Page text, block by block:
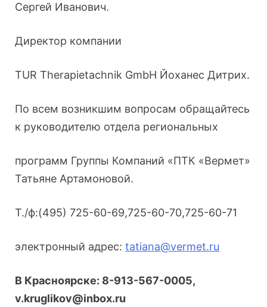
Сергей Иванович.
Директор компании
TUR Therapietachnik GmbH Йоханес Дитрих.
По всем возникшим вопросам обращайтесь
к руководителю отдела региональных
программ Группы Компаний «ПТК «Вермет»
Татьяне Артамоновой.
Т./ф:(495) 725-60-69,725-60-70,725-60-71
электронный адрес: tatiana@vermet.ru
В Красноярске: 8-913-567-0005,
v.kruglikov@inbox.ru